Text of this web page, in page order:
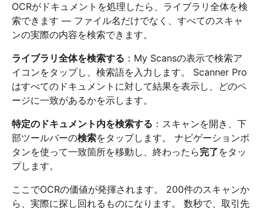
OCRがドキュメントを処理したら、ライブラリ全体を検
索できます — ファイル名だけでなく、すべてのスキャ
ンの実際の内容を検索できます。
ライブラリ全体を検索する ：My Scansの表示で検索ア
イコンをタップし、検索語を入力します。 Scanner Pro
はすべてのドキュメントに対して結果を表示し、どのペ
ージに一致があるかを示します。
特定のドキュメント内を検索する ：スキャンを開き、下
部ツールバーの検索をタップします。 ナビゲーションボ
タンを使って一致箇所を移動し、終わったら完了をタッ
プします。
ここでOCRの価値が発揮されます。 200件のスキャンか
ら、実際に探し回れるものになります。 数秒で、取引先